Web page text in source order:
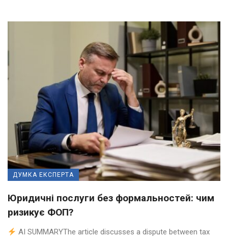
ДУМКА ЕКСПЕРТА
Юридичні послуги без формальностей: чим
ризикує ФОП?
AI SUMMARYThe article discusses a dispute between tax